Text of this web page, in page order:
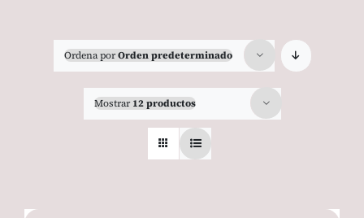
Ordena porOrden predeterminado
Mostrar12 productos